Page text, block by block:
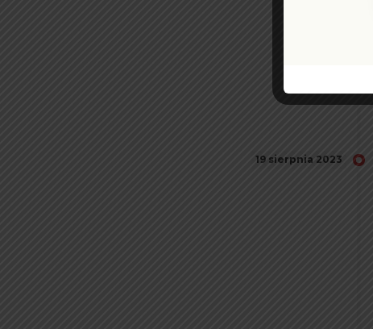
19 sierpnia 2023